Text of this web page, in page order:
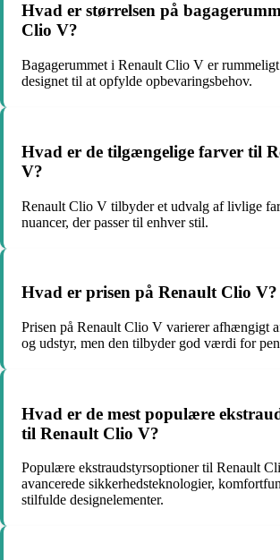
Hvad er størrelsen på
Clio V?
Bagagerummet i Renault Clio V er
designet til at opfylde opbevaringsbehov.
Hvad er de tilgængelige farver til
V?
Renault Clio V tilbyder et udvalg af livlige
nuancer, der passer til enhver stil.
Hvad er prisen på Renault Clio V?
Prisen på Renault Clio V varierer afhængigt
og udstyr, men den tilbyder god værdi for
Hvad er de mest populære
til Renault Clio V?
Populære ekstraudstyrsoptioner til Renault
avancerede sikkerhedsteknologier,
stilfulde designelementer.